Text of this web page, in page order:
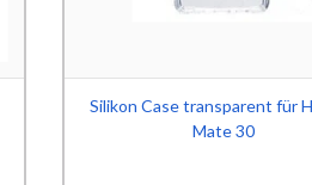
Silikon Case transparent für
Mate 30